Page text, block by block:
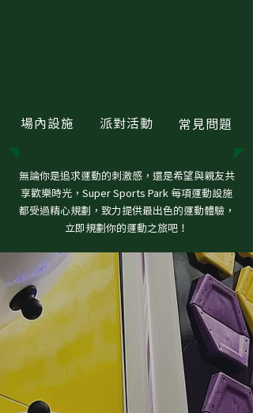
場內設施 派對活動 常見問題
無論你是追求運動的刺激感，還是希望與親友共
享歡樂時光，Super Sports Park 每項運動設施
都受過精心規劃，致力提供最出色的運動體驗，
立即規劃你的運動之旅吧！